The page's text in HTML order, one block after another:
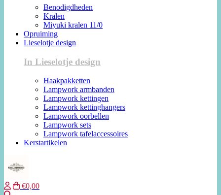
Benodigdheden
Kralen
Miyuki kralen 11/0
Opruiming
Lieselotje design
In Lieselotje design
Haakpakketten
Lampwork armbanden
Lampwork kettingen
Lampwork kettinghangers
Lampwork oorbellen
Lampwork sets
Lampwork tafelaccessoires
Kerstartikelen
€0,00